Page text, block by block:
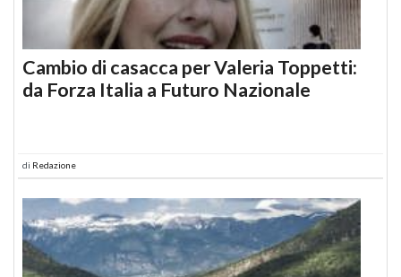
Cambio di casacca per Valeria Toppetti:
da Forza Italia a Futuro Nazionale
di Redazione